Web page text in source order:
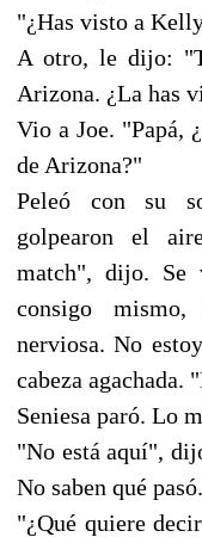
"¿Has visto a
A otro, le dijo:
Arizona. ¿La has
Vio a Joe. "Papá,
de Arizona?"
Peleó con su
golpearon el
match", dijo. Se
consigo
nerviosa. No
cabeza agachada.
Seniesa paró. Lo
"No está aquí",
No saben qué
"¿Qué quiere